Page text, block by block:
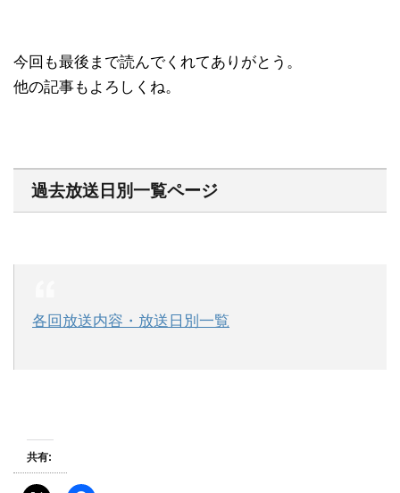
今回も最後まで読んでくれてありがとう。
他の記事もよろしくね。
過去放送日別一覧ページ
各回放送内容・放送日別一覧
共有: